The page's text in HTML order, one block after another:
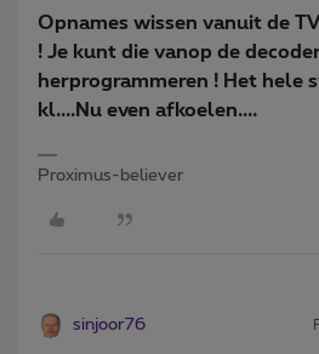
Opnames wissen vanuit de
! Je kunt die vanop de
herprogrammeren ! Het hele
kl....Nu even afkoelen....
Proximus-believer
sinjoor76